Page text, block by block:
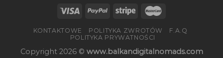
KONTAKTOWE POLITYKA ZWROTÓW
F.A.Q
POLITYKA PRYWATNOŚCI
Copyright 2026 © www.balkandigitalnomads.com